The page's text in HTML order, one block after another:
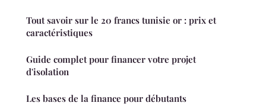
Tout savoir sur le 20 francs tunisie or : prix et
caractéristiques
Guide complet pour financer votre projet
d'isolation
Les bases de la finance pour débutants